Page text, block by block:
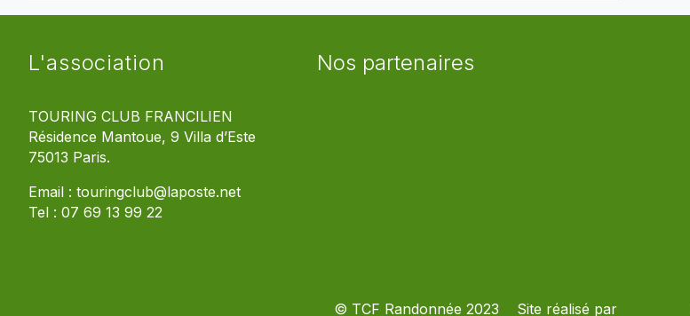
L'association
TOURING CLUB FRANCILIEN
Résidence Mantoue, 9 Villa d’Este
75013 Paris.
Email : touringclub@laposte.net
Tel : 07 69 13 99 22
Nos partenaires
© TCF Randonnée 2023 Site réalisé par